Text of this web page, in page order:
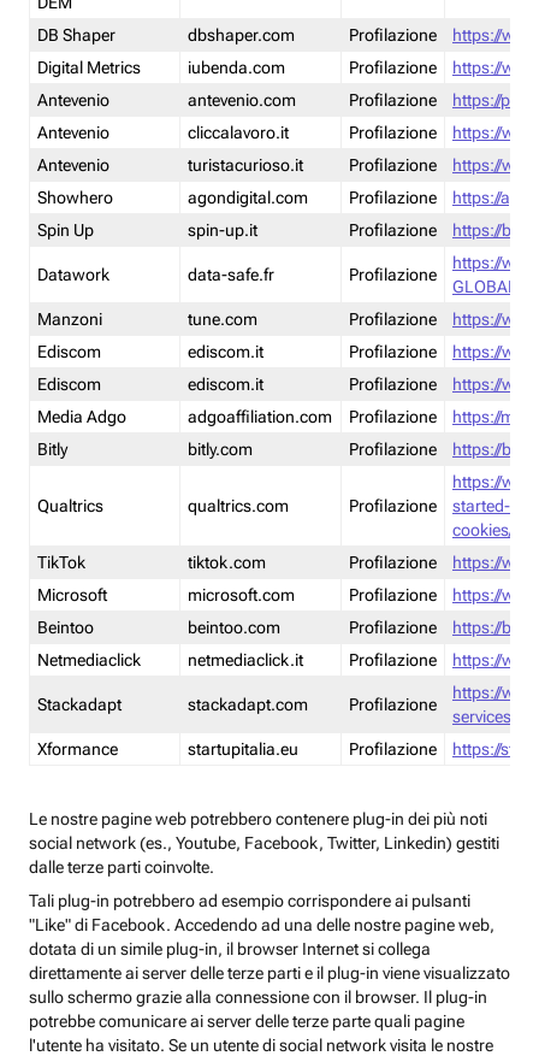
DB Shaper
dbshaper.com Profilazione
https://
Digital Metrics
iubenda.com Profilazione
https://
Antevenio
antevenio.com Profilazione
https://
Antevenio
cliccalavoro.it Profilazione
https://
Antevenio
turistacurioso.it Profilazione
https://
Showhero
agondigital.com Profilazione
https://
Spin Up
spin-up.it Profilazione https://
Datawork data-safe.fr Profilazione
https://
GLOBAL-
Manzoni
tune.com Profilazione
https://
Ediscom
ediscom.it Profilazione
https://
Ediscom
ediscom.it Profilazione
https://
Media Adgo
adgoaffiliation.com Profilazione
https://
Bitly
bitly.com Profilazione https://
Qualtrics qualtrics.com Profilazione
https://
started-
cookies/
TikTok
tiktok.com Profilazione
https://
Microsoft
microsoft.com Profilazione
https://
Beintoo
beintoo.com Profilazione
https://
Netmediaclick
netmediaclick.it Profilazione https://
Stackadapt stackadapt.com Profilazione
https://
services-
Xformance
startupitalia.eu Profilazione https://
Le nostre pagine web potrebbero contenere plug-in dei più noti
social network (es., Youtube, Facebook, Twitter, Linkedin) gestiti
dalle terze parti coinvolte.
Tali plug-in potrebbero ad esempio corrispondere ai pulsanti
"Like" di Facebook. Accedendo ad una delle nostre pagine web,
dotata di un simile plug-in, il browser Internet si collega
direttamente ai server delle terze parti e il plug-in viene visualizzato
sullo schermo grazie alla connessione con il browser. Il plug-in
potrebbe comunicare ai server delle terze parte quali pagine
l'utente ha visitato. Se un utente di social network visita le nostre